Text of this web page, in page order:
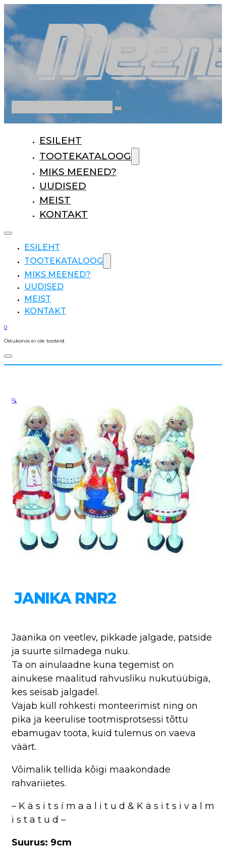
ESILEHT
TOOTEKATALOOG
MIKS MEENED?
UUDISED
MEIST
KONTAKT
ESILEHT
TOOTEKATALOOG
MIKS MEENED?
UUDISED
MEIST
KONTAKT
0
Ostukorvis ei ole tooteid.
JANIKA RNR2
Jaanika on veetlev, pikkade jalgade, patside
ja suurte silmadega nuku.
Ta on ainulaadne kuna tegemist on
ainukese maalitud rahvusliku nukutüübiga,
kes seisab jalgadel.
Vajab küll rohkesti monteerimist ning on
pika ja keerulise tootmisprotsessi tõttu
ebamugav toota, kuid tulemus on vaeva
väärt.
Võimalik tellida kõigi maakondade
rahvariietes.
– K ä s i t s i m a a l i t u d & K ä s i t s i v a l m
i s t a t u d –
Suurus: 9cm
🔍